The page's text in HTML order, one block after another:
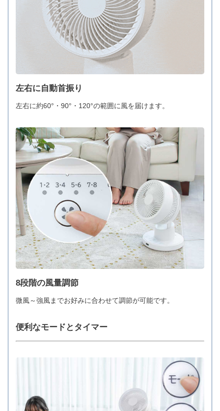
左右に自動首振り
左右に約60°・90°・120°の範囲に風を届けます。
8段階の風量調節
微風～強風までお好みに合わせて調節が可能です。
便利なモードとタイマー